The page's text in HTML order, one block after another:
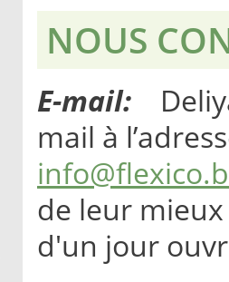
NOUS
E-mail:
mail à
de leur
d'un jour